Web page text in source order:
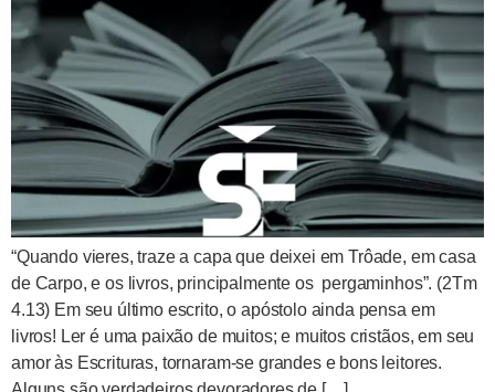
“Quando vieres, traze a capa que deixei em Trôade, em casa
de Carpo, e os livros, principalmente os pergaminhos”. (2Tm
4.13) Em seu último escrito, o apóstolo ainda pensa em
livros! Ler é uma paixão de muitos; e muitos cristãos, em seu
amor às Escrituras, tornaram-se grandes e bons leitores.